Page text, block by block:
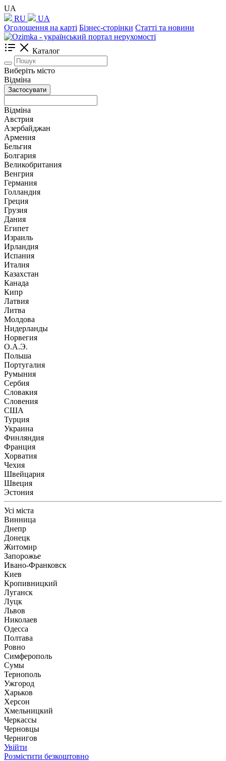
UA
RU
UA
Оголошення на карті Бізнес-сторінки Статті та новини
Каталог
Виберіть місто
Відміна
Застосувати
Відміна
Австрия
Азербайджан
Армения
Бельгия
Болгария
Великобритания
Венгрия
Германия
Голландия
Греция
Грузия
Дания
Египет
Израиль
Ирландия
Испания
Италия
Казахстан
Канада
Кипр
Латвия
Литва
Молдова
Нидерланды
Норвегия
О.А.Э.
Польша
Португалия
Румыния
Сербия
Словакия
Словения
США
Турция
Украина
Финляндия
Франция
Хорватия
Чехия
Швейцария
Швеция
Эстония
Усі міста
Винница
Днепр
Донецк
Житомир
Запорожье
Ивано-Франковск
Киев
Кропивницкий
Луганск
Луцк
Львов
Николаев
Одесса
Полтава
Ровно
Симферополь
Сумы
Тернополь
Ужгород
Харьков
Херсон
Хмельницкий
Черкассы
Чернoвцы
Чернигов
Увійти
Розмістити безкоштовно